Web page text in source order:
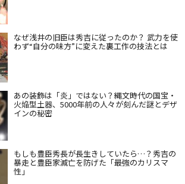
なぜ浅井の旧臣は秀吉に従ったのか？ 武力を使
わず“自分の味方”に変えた裏工作の技法とは
あの装飾は「炎」ではない？縄文時代の国宝・
火焔型土器、5000年前の人々が刻んだ謎とデザ
インの秘密
もしも豊臣秀長が長生きしていたら…？秀吉の
暴走と豊臣家滅亡を防げた「最強のカリスマ
性」